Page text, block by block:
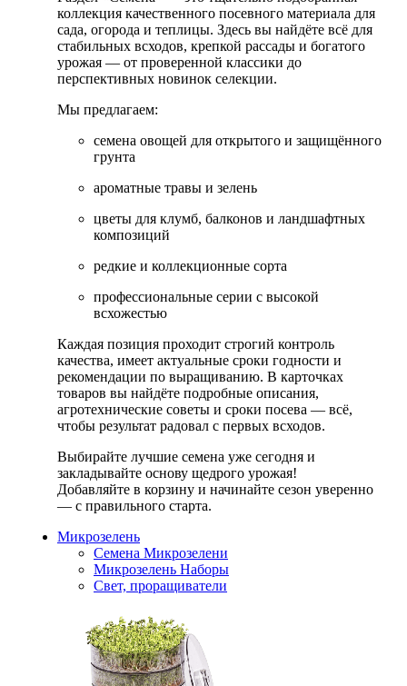
коллекция качественного посевного материала для
сада, огорода и теплицы. Здесь вы найдёте всё для
стабильных всходов, крепкой рассады и богатого
урожая — от проверенной классики до
перспективных новинок селекции.
Мы предлагаем:
семена овощей для открытого и защищённого
грунта
ароматные травы и зелень
цветы для клумб, балконов и ландшафтных
композиций
редкие и коллекционные сорта
профессиональные серии с высокой
всхожестью
Каждая позиция проходит строгий контроль
качества, имеет актуальные сроки годности и
рекомендации по выращиванию. В карточках
товаров вы найдёте подробные описания,
агротехнические советы и сроки посева — всё,
чтобы результат радовал с первых всходов.
Выбирайте лучшие семена уже сегодня и
закладывайте основу щедрого урожая!
Добавляйте в корзину и начинайте сезон уверенно
— с правильного старта.
Микрозелень
Семена Микрозелени
Микрозелень Наборы
Свет, проращиватели